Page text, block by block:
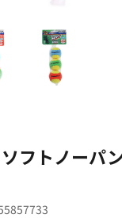
フトノーパ